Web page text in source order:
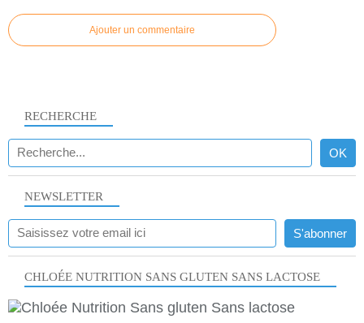
Ajouter un commentaire
NEWSLETTER
RECHERCHE
CHLOÉE NUTRITION SANS GLUTEN SANS LACTOSE